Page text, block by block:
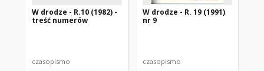
W drodze - R.10 (1982) -
treść numerów
czasopismo
W drodze - R. 19 (1991)
nr 9
czasopismo